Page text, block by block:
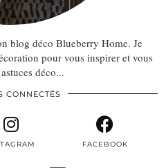
blog déco Blueberry Home. Je
pour vous inspirer et vous
déco...
CONNECTÉS
FACEBOOK